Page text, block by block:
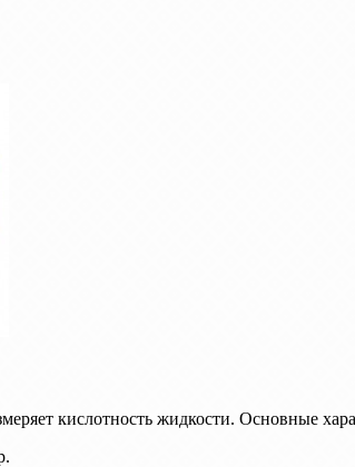
кислотность жидкости. Основные